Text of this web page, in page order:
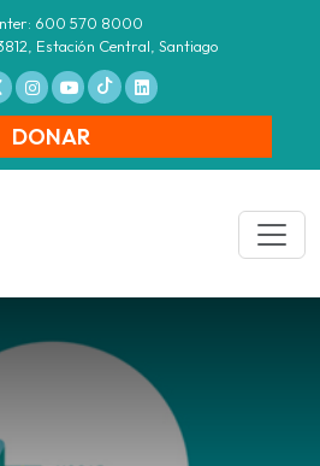
600 570 8000
Estación Central, Santiago
DONAR